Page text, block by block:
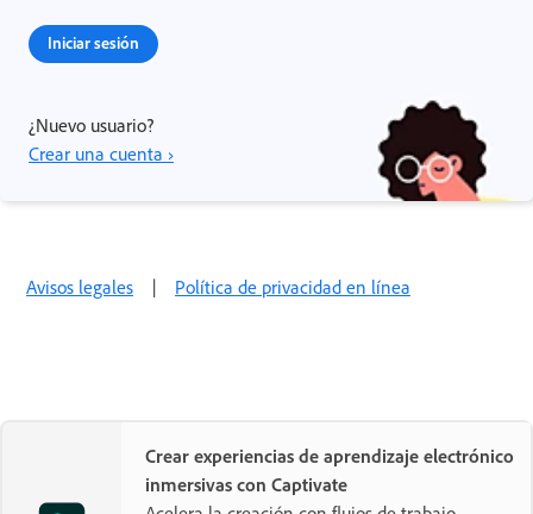
Iniciar sesión
¿Nuevo usuario?
Crear una cuenta ›
Avisos legales | Política de privacidad en línea
Crear experiencias de aprendizaje electrónico
inmersivas con Captivate